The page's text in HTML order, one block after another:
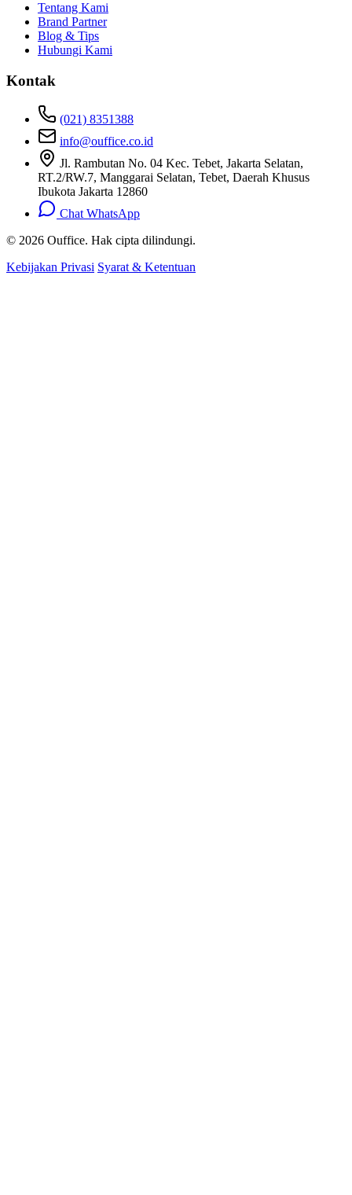
Tentang Kami
Brand Partner
Blog & Tips
Hubungi Kami
Kontak
(021) 8351388
info@ouffice.co.id
Jl. Rambutan No. 04 Kec. Tebet, Jakarta Selatan,
RT.2/RW.7, Manggarai Selatan, Tebet, Daerah Khusus
Ibukota Jakarta 12860
Chat WhatsApp
© 2026 Ouffice. Hak cipta dilindungi.
Kebijakan Privasi Syarat & Ketentuan